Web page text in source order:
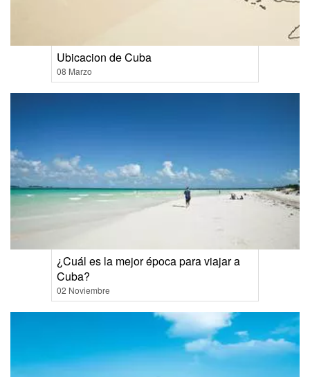
Ubicacion de Cuba
08 Marzo
¿Cuál es la mejor época para viajar a
Cuba?
02 Noviembre